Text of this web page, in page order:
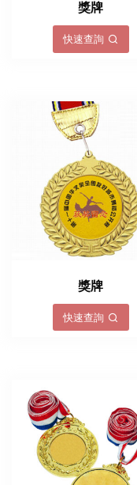
獎牌
快速查詢
獎牌
快速查詢